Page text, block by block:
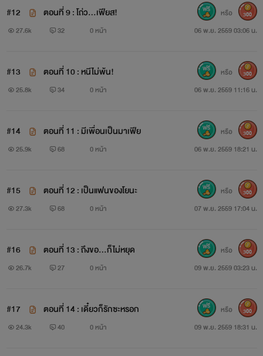
#12 ตอนที่ 9 : โถ่ว...เฟียส!
27.6k 32 0 หน้า 06 พ.ย. 2559 03:06 น.
หรือ 300
#13 ตอนที่ 10 : หนีไม่พ้น!
25.8k 34 0 หน้า 06 พ.ย. 2559 11:16 น.
หรือ 300
#14 ตอนที่ 11 : มีเพื่อนเป็นมาเฟีย
25.9k 68 0 หน้า 06 พ.ย. 2559 18:21 น.
หรือ 300
#15 ตอนที่ 12 : เป็นแฟนของโยนะ
27.3k 68 0 หน้า 07 พ.ย. 2559 17:04 น.
หรือ 300
#16 ตอนที่ 13 : ถึงขอ...ก็ไม่หยุด
26.7k 27 0 หน้า 09 พ.ย. 2559 03:23 น.
หรือ 300
#17 ตอนที่ 14 : เดี๋ยวก็รักซะหรอก
24.3k 40 0 หน้า 09 พ.ย. 2559 18:31 น.
หรือ 300